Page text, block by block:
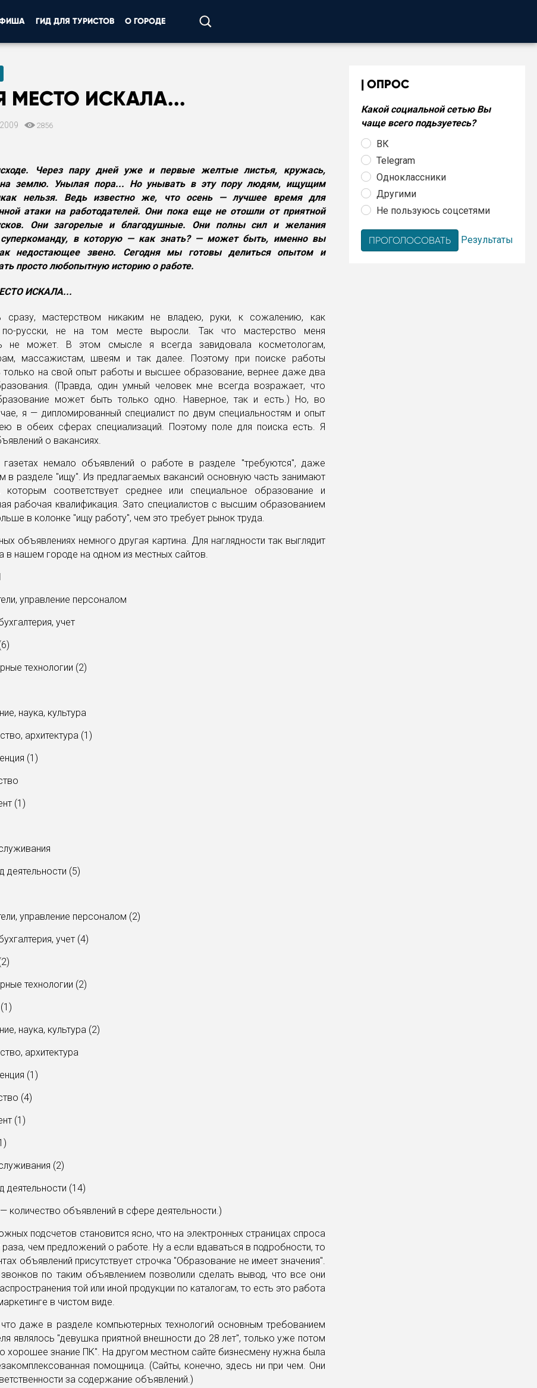
ГИД ДЛЯ ТУРИСТОВ О ГОРОДЕ
МЕСТО ИСКАЛА...
2856
Через пару дней уже и первые желтые листья, кружась,
на землю. Унылая пора... Но унывать в эту пору людям, ищущим
нельзя. Ведь известно же, что осень — лучшее время для
атаки на работодателей. Они пока еще не отошли от приятной
Они загорелые и благодушные. Они полны сил и желания
суперкоманду, в которую — как знать? — может быть, именно вы
недостающее звено. Сегодня мы готовы делиться опытом и
просто любопытную историю о работе.
сразу, мастерством никаким не владею, руки, к сожалению, как
по-русски, не на том месте выросли. Так что мастерство меня
не может. В этом смысле я всегда завидовала косметологам,
массажистам, швеям и так далее. Поэтому при поиске работы
только на свой опыт работы и высшее образование, вернее даже два
(Правда, один умный человек мне всегда возражает, что
может быть только одно. Наверное, так и есть.) Но, во
я — дипломированный специалист по двум специальностям и опыт
в обеих сферах специализаций. Поэтому поле для поиска есть. Я
о вакансиях.
немало объявлений о работе в разделе "требуются", даже
в разделе "ищу". Из предлагаемых вакансий основную часть занимают
которым соответствует среднее или специальное образование и
рабочая квалификация. Зато специалистов с высшим образованием
в колонке "ищу работу", чем это требует рынок труда.
объявлениях немного другая картина. Для наглядности так выглядит
в нашем городе на одном из местных сайтов.
управление персоналом
учет
технологии (2)
наука, культура
архитектура (1)
(1)
(1)
деятельности (5)
управление персоналом (2)
учет (4)
технологии (2)
наука, культура (2)
архитектура
(1)
(4)
(1)
(2)
деятельности (14)
количество объявлений в сфере деятельности.)
подсчетов становится ясно, что на электронных страницах спроса
чем предложений о работе. Ну а если вдаваться в подробности, то
объявлений присутствует строчка "Образование не имеет значения".
по таким объявлением позволили сделать вывод, что все они
той или иной продукции по каталогам, то есть это работа
в чистом виде.
что даже в разделе компьютерных технологий основным требованием
являлось "девушка приятной внешности до 28 лет", только уже потом
хорошее знание ПК". На другом местном сайте бизнесмену нужна была
помощница. (Сайты, конечно, здесь ни при чем. Они
за содержание объявлений.)
ОПРОС
Какой социальной сетью Вы
чаще всего подьзуетесь?
ВК
Telegram
Одноклассники
Другими
Не пользуюсь соцсетями
Результаты